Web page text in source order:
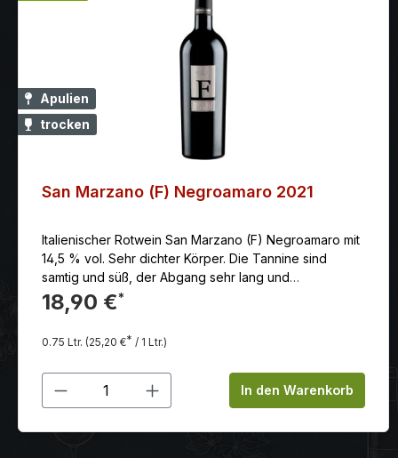
Apulien
trocken
San Marzano (F) Negroamaro 2021
Italienischer Rotwein San Marzano (F) Negroamaro mit
14,5 % vol. Sehr dichter Körper. Die Tannine sind
samtig und süß, der Abgang sehr lang und
fruchtbetont.Die Trauben werden von Hand gelesen
und in kleine Körbe gelegt.
18,90 €*
0.75 Ltr. (25,20 €* / 1 Ltr.)
Produkt Anzahl: Gib denIn den Warenkorb